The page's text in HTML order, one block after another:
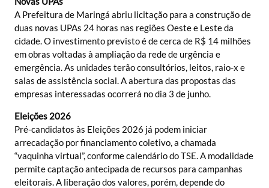
A Prefeitura de Maringá abriu licitação para a construção de
duas novas UPAs 24 horas nas regiões Oeste e Leste da
cidade. O investimento previsto é de cerca de R$ 14 milhões
em obras voltadas à ampliação da rede de urgência e
emergência. As unidades terão consultórios, leitos, raio-x e
salas de assistência social. A abertura das propostas das
empresas interessadas ocorrerá no dia 3 de junho.
Eleições 2026
Pré-candidatos às Eleições 2026 já podem iniciar
arrecadação por financiamento coletivo, a chamada
“vaquinha virtual”, conforme calendário do TSE. A modalidade
permite captação antecipada de recursos para campanhas
eleitorais. A liberação dos valores, porém, depende do